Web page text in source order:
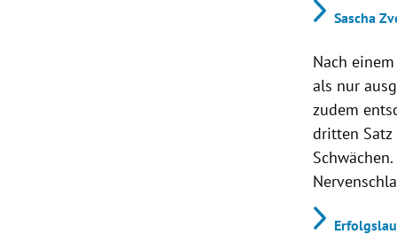
Sascha
Nach
als nur
zudem
dritten